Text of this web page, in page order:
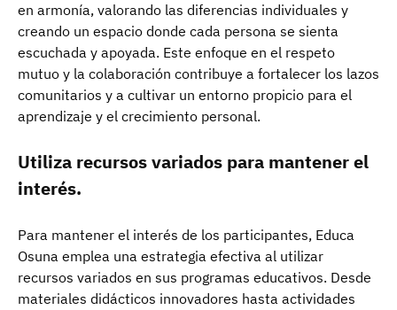
en armonía, valorando las diferencias individuales y
creando un espacio donde cada persona se sienta
escuchada y apoyada. Este enfoque en el respeto
mutuo y la colaboración contribuye a fortalecer los lazos
comunitarios y a cultivar un entorno propicio para el
aprendizaje y el crecimiento personal.
Utiliza recursos variados para mantener el
interés.
Para mantener el interés de los participantes, Educa
Osuna emplea una estrategia efectiva al utilizar
recursos variados en sus programas educativos. Desde
materiales didácticos innovadores hasta actividades